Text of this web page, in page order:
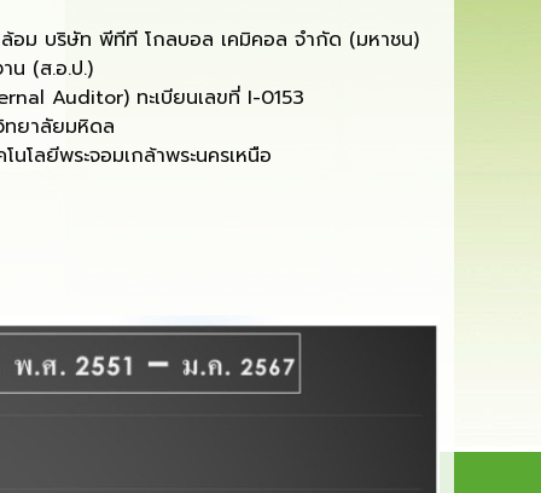
บริษัท พีทีที โกลบอล เคมิคอล จำกัด (มหาชน)
(ส.อ.ป.)
Auditor) ทะเบียนเลขที่ I-0153
ยาลัยมหิดล
พระจอมเกล้าพระนครเหนือ